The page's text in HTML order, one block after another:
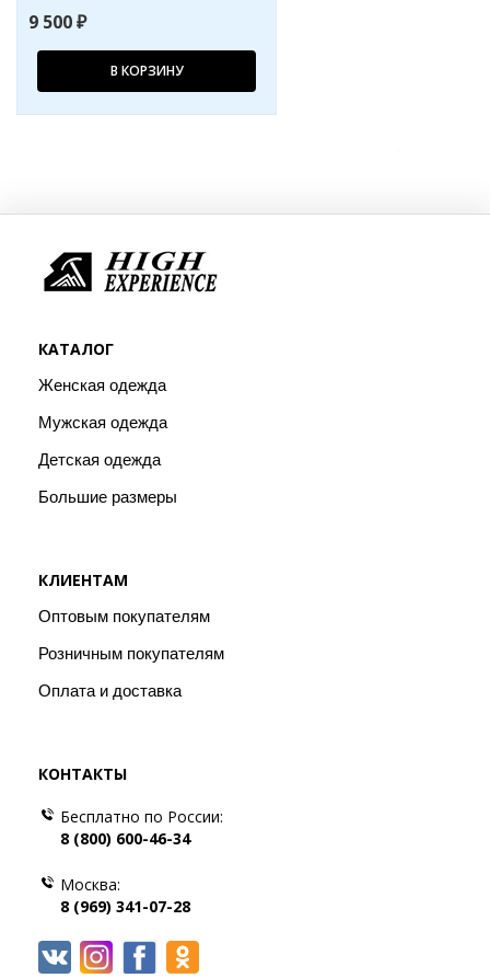
9 500 ₽
В КОРЗИНУ
КАТАЛОГ
Женская одежда
Мужская одежда
Детская одежда
Большие размеры
КЛИЕНТАМ
Оптовым покупателям
Розничным покупателям
Оплата и доставка
КОНТАКТЫ
Бесплатно по России:
8 (800) 600-46-34
Москва:
8 (969) 341-07-28